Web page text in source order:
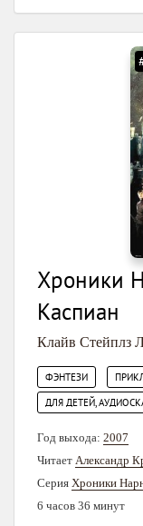
Хроники
Каспиан
Клайв Стейплз
ФЭНТЕЗИ
ДЛЯ ДЕТЕЙ,
Год выхода: 2007
Читает Александр
Серия Хроники
6 часов 36 минут